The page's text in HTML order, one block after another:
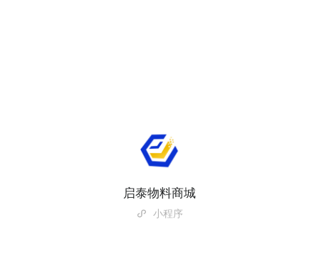
启泰物料商城
小程序